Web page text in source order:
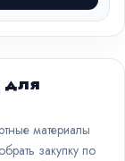
для
материалы
закупку по